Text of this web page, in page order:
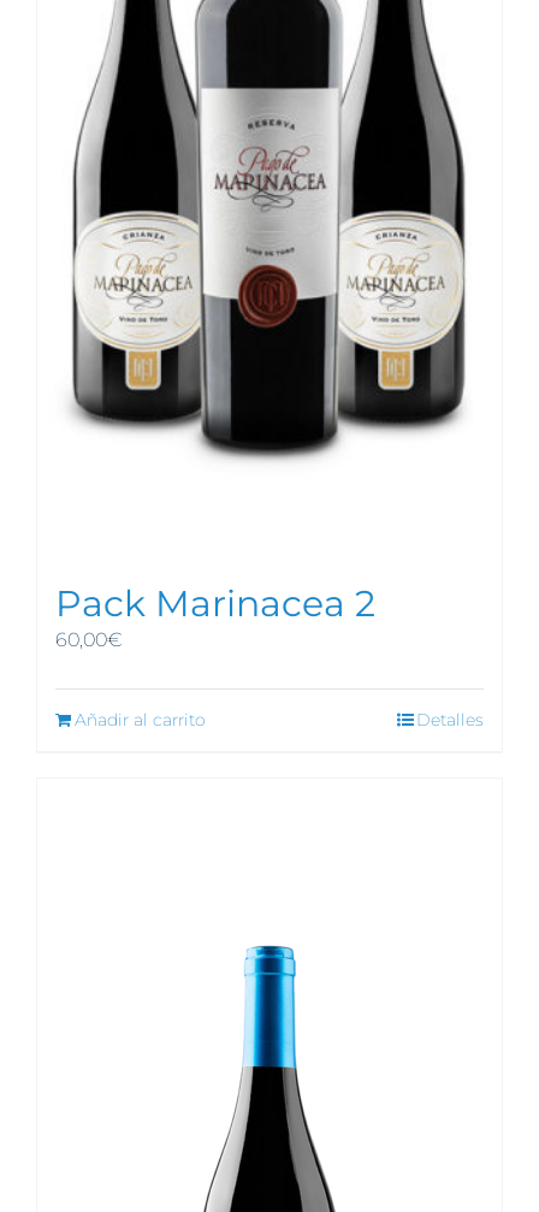
Pack Marinacea 2
60,00€
Añadir al carrito Detalles